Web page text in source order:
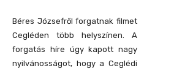
Béres Józsefről forgatnak filmet
Cegléden több helyszínen. A
forgatás híre úgy kapott nagy
nyilvánosságot, hogy a Ceglédi